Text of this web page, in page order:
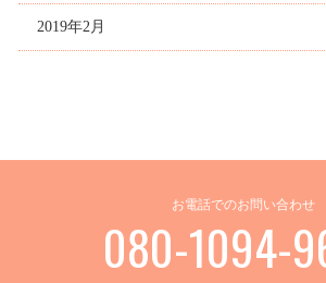
2019年2月
お電話でのお問い合わせ
080-1094-